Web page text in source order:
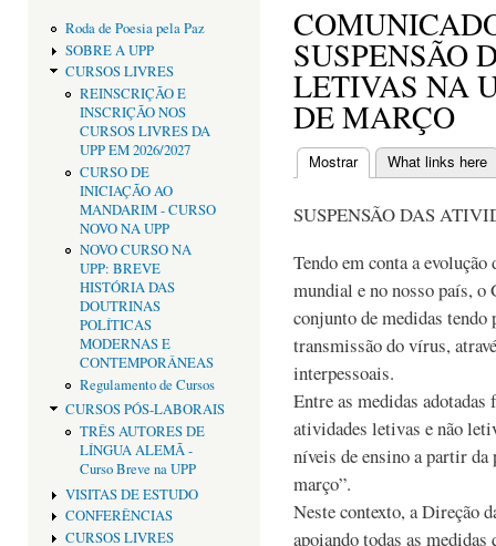
Roda de Poesia pela Paz
SOBRE A UPP
CURSOS LIVRES
REINSCRIÇÃO E
INSCRIÇÃO NOS
CURSOS LIVRES DA
UPP EM 2026/2027
CURSO DE
INICIAÇÃO AO
MANDARIM - CURSO
NOVO NA UPP
NOVO CURSO NA
UPP: BREVE
HISTÓRIA DAS
DOUTRINAS
POLÍTICAS
MODERNAS E
CONTEMPORÂNEAS
Regulamento de Cursos
CURSOS PÓS-LABORAIS
TRÊS AUTORES DE
LÍNGUA ALEMÃ -
Curso Breve na UPP
VISITAS DE ESTUDO
CONFERÊNCIAS
CURSOS LIVRES
SUSPENSÃO
LETIVAS NA
DE MARÇO
Separadores
Mostrar(separador ativo)
What links here
SUSPENSÃO DAS
Tendo em conta a
mundial e no nosso país, o
conjunto de medidas
transmissão do vírus,
interpessoais.
Entre as medidas adotadas
atividades letivas e não
níveis de ensino a partir
março”.
Neste contexto, a Direção
apoiando todas as